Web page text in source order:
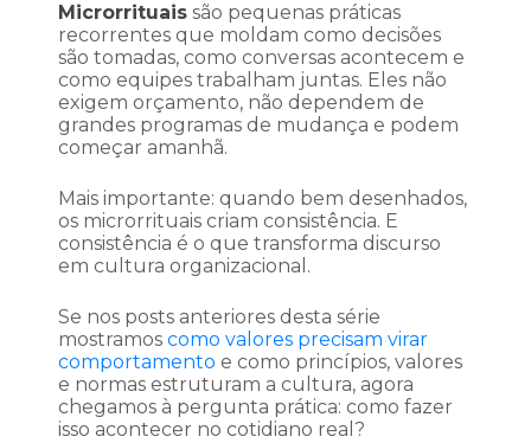
Microrrituais são pequenas práticas
recorrentes que moldam como decisões
são tomadas, como conversas acontecem e
como equipes trabalham juntas. Eles não
exigem orçamento, não dependem de
grandes programas de mudança e podem
começar amanhã.
Mais importante: quando bem desenhados,
os microrrituais criam consistência. E
consistência é o que transforma discurso
em cultura organizacional.
Se nos posts anteriores desta série
mostramos como valores precisam virar
comportamento e como princípios, valores
e normas estruturam a cultura, agora
chegamos à pergunta prática: como fazer
isso acontecer no cotidiano real?